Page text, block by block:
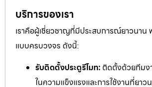
บริการของเรา
เราคือผู้เชี่ยวชาญที่มีประสบการณ์ยาวนาน
แบบครบวงจร ดังนี้:
รับติดตั้งประตูรีโมท: ติดตั้งด้วยทีมง
ในความแข็งแรงและการใช้งานที่ยาว